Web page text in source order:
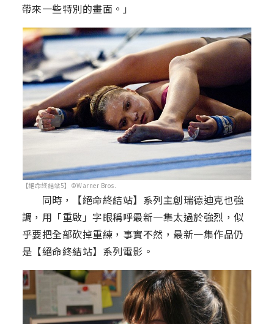
帶來一些特別的畫面。」
【絕命終結站5】©Warner Bros.
同時，【絕命終結站】系列主創瑞德迪克也強
調，用「重啟」字眼稱呼最新一集太過於強烈，似
乎要把全部砍掉重練，事實不然，最新一集作品仍
是【絕命終結站】系列電影。